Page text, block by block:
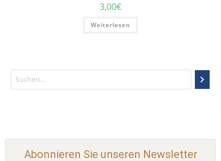
3,00€
Weiterlesen
Abonnieren Sie unseren Newsletter